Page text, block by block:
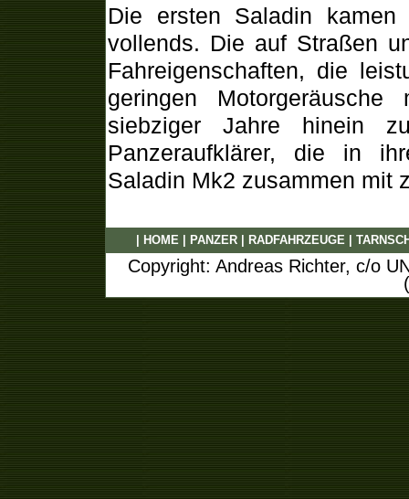
Die ersten Saladin
vollends. Die auf Straßen
Fahreigenschaften, die
geringen
siebziger Jahre hinein
Panzeraufklärer, die in
Saladin Mk2 zusammen mit
HOME PANZER RADFAHRZEUGE
Copyright: Andreas Richter, c/o